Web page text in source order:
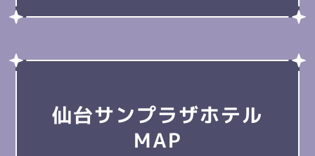
仙台サンプラザホテル
MAP